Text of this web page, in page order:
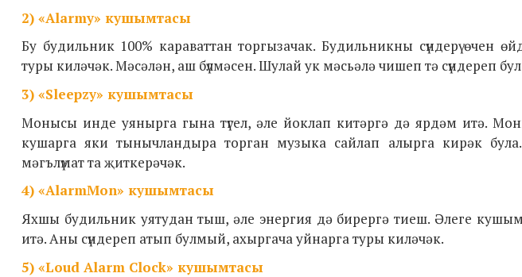
2) «Alarmy» кушымтасы
Бу будильник 100% караваттан торгызачак. Будильникны сүндерү өчен
туры киләчәк. Мәсәлән, аш бүлмәсен. Шулай ук мәсьәлә чишеп тә сүндереп
3) «Sleepzy» кушымтасы
Монысы инде уянырга гына түгел, әле йоклап китәргә дә ярдәм итә.
кушарга яки тынычландыра торган музыка сайлап алырга кирәк
мәгълүмат та җиткерәчәк.
4) «AlarmMon» кушымтасы
Яхшы будильник уятудан тыш, әле энергия дә бирергә тиеш. Әлеге
итә. Аны сүндереп атып булмый, ахыргача уйнарга туры киләчәк.
5) «Loud Alarm Clock» кушымтасы